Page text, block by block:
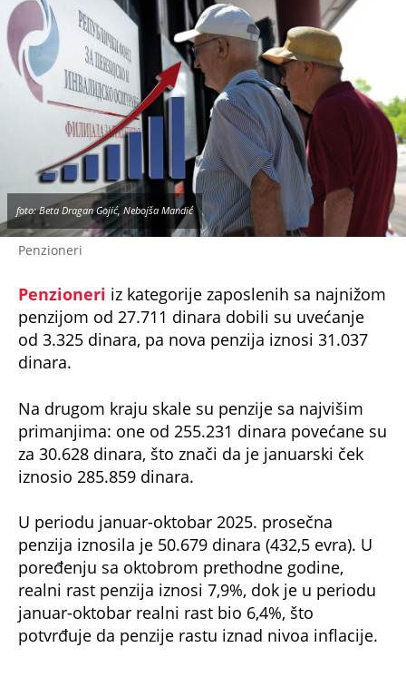
Penzioneri
foto: Beta Dragan Gojić, Nebojša Mandić
Penzioneri iz kategorije zaposlenih sa najnižom
penzijom od 27.711 dinara dobili su uvećanje
od 3.325 dinara, pa nova penzija iznosi 31.037
dinara.
Na drugom kraju skale su penzije sa najvišim
primanjima: one od 255.231 dinara povećane su
za 30.628 dinara, što znači da je januarski ček
iznosio 285.859 dinara.
U periodu januar-oktobar 2025. prosečna
penzija iznosila je 50.679 dinara (432,5 evra). U
poređenju sa oktobrom prethodne godine,
realni rast penzija iznosi 7,9%, dok je u periodu
januar-oktobar realni rast bio 6,4%, što
potvrđuje da penzije rastu iznad nivoa inflacije.